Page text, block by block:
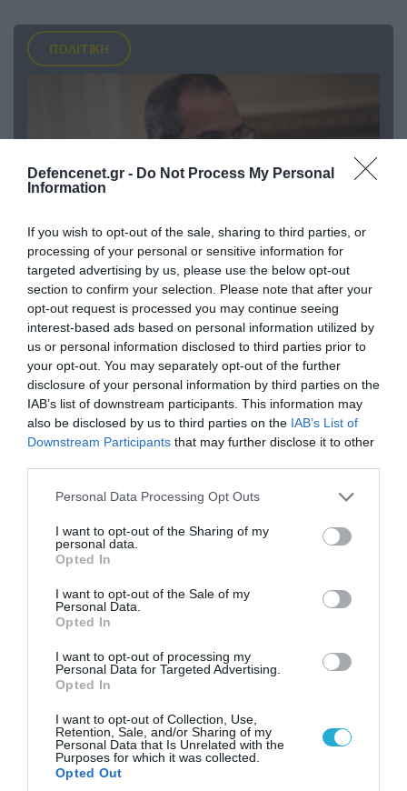
Defencenet.gr - Do Not Process My Personal
Information
If you wish to opt-out of the sale, sharing to third parties, or
processing of your personal or sensitive information for
targeted advertising by us, please use the below opt-out
section to confirm your selection. Please note that after your
opt-out request is processed you may continue seeing
interest-based ads based on personal information utilized by
us or personal information disclosed to third parties prior to
your opt-out. You may separately opt-out of the further
disclosure of your personal information by third parties on the
IAB’s list of downstream participants. This information may
also be disclosed by us to third parties on the IAB’s List of
Downstream Participants that may further disclose it to other
Please note that this website/app uses one or more Google
not limited to your visit or usage behaviour. You may click to
grant or deny consent to Google and its third-party tags to
use your data for below specified purposes in below Google
consent section.
Personal Data Processing Opt Outs
I want to opt-out of the Sharing of my
personal data.
Opted In
I want to opt-out of the Sale of my
Personal Data.
Opted In
I want to opt-out of processing my
Personal Data for Targeted Advertising.
Opted In
I want to opt-out of Collection, Use,
Retention, Sale, and/or Sharing of my
Personal Data that Is Unrelated with the
Purposes for which it was collected.
Opted Out
ΠΟΛΙΤΙΚΗ
07.08.2026 | 20:02
Ο Γιάννης Αλαφούζος «τέλειωσε» τον
Κωνσταντίνο Ζούλα από τον ΣΚΑΪ – Ο λόγος της
απομάκρυνσής του
06.08.2026 | 14:02
«Επιχείρηση ελεύθερα πεζοδρόμια» στην
Αθήνα: Απομακρύνθηκαν παράνομα
αντικείμενα από κοινόχρηστους χώρους